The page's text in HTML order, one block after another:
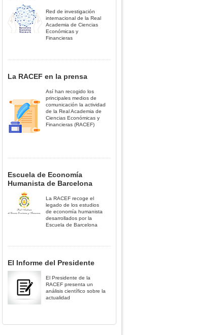
Red de investigación
internacional de la Real
Academia de Ciencias
Económicas y
Financieras
La RACEF en la prensa
Así han recogido los
principales medios de
comunicación la actividad
de la Real Academia de
Ciencias Económicas y
Financieras (RACEF)
Escuela de Economía
Humanista de Barcelona
La RACEF recoge el
legado de los estudios
de economía humanista
desarrollados por la
Escuela de Barcelona
El Informe del Presidente
El Presidente de la
RACEF presenta un
análisis científico sobre la
actualidad